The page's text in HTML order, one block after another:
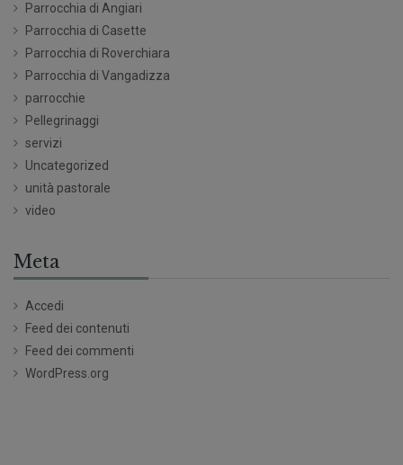
Parrocchia di Angiari
Parrocchia di Casette
Parrocchia di Roverchiara
Parrocchia di Vangadizza
parrocchie
Pellegrinaggi
servizi
Uncategorized
unità pastorale
video
Meta
Accedi
Feed dei contenuti
Feed dei commenti
WordPress.org